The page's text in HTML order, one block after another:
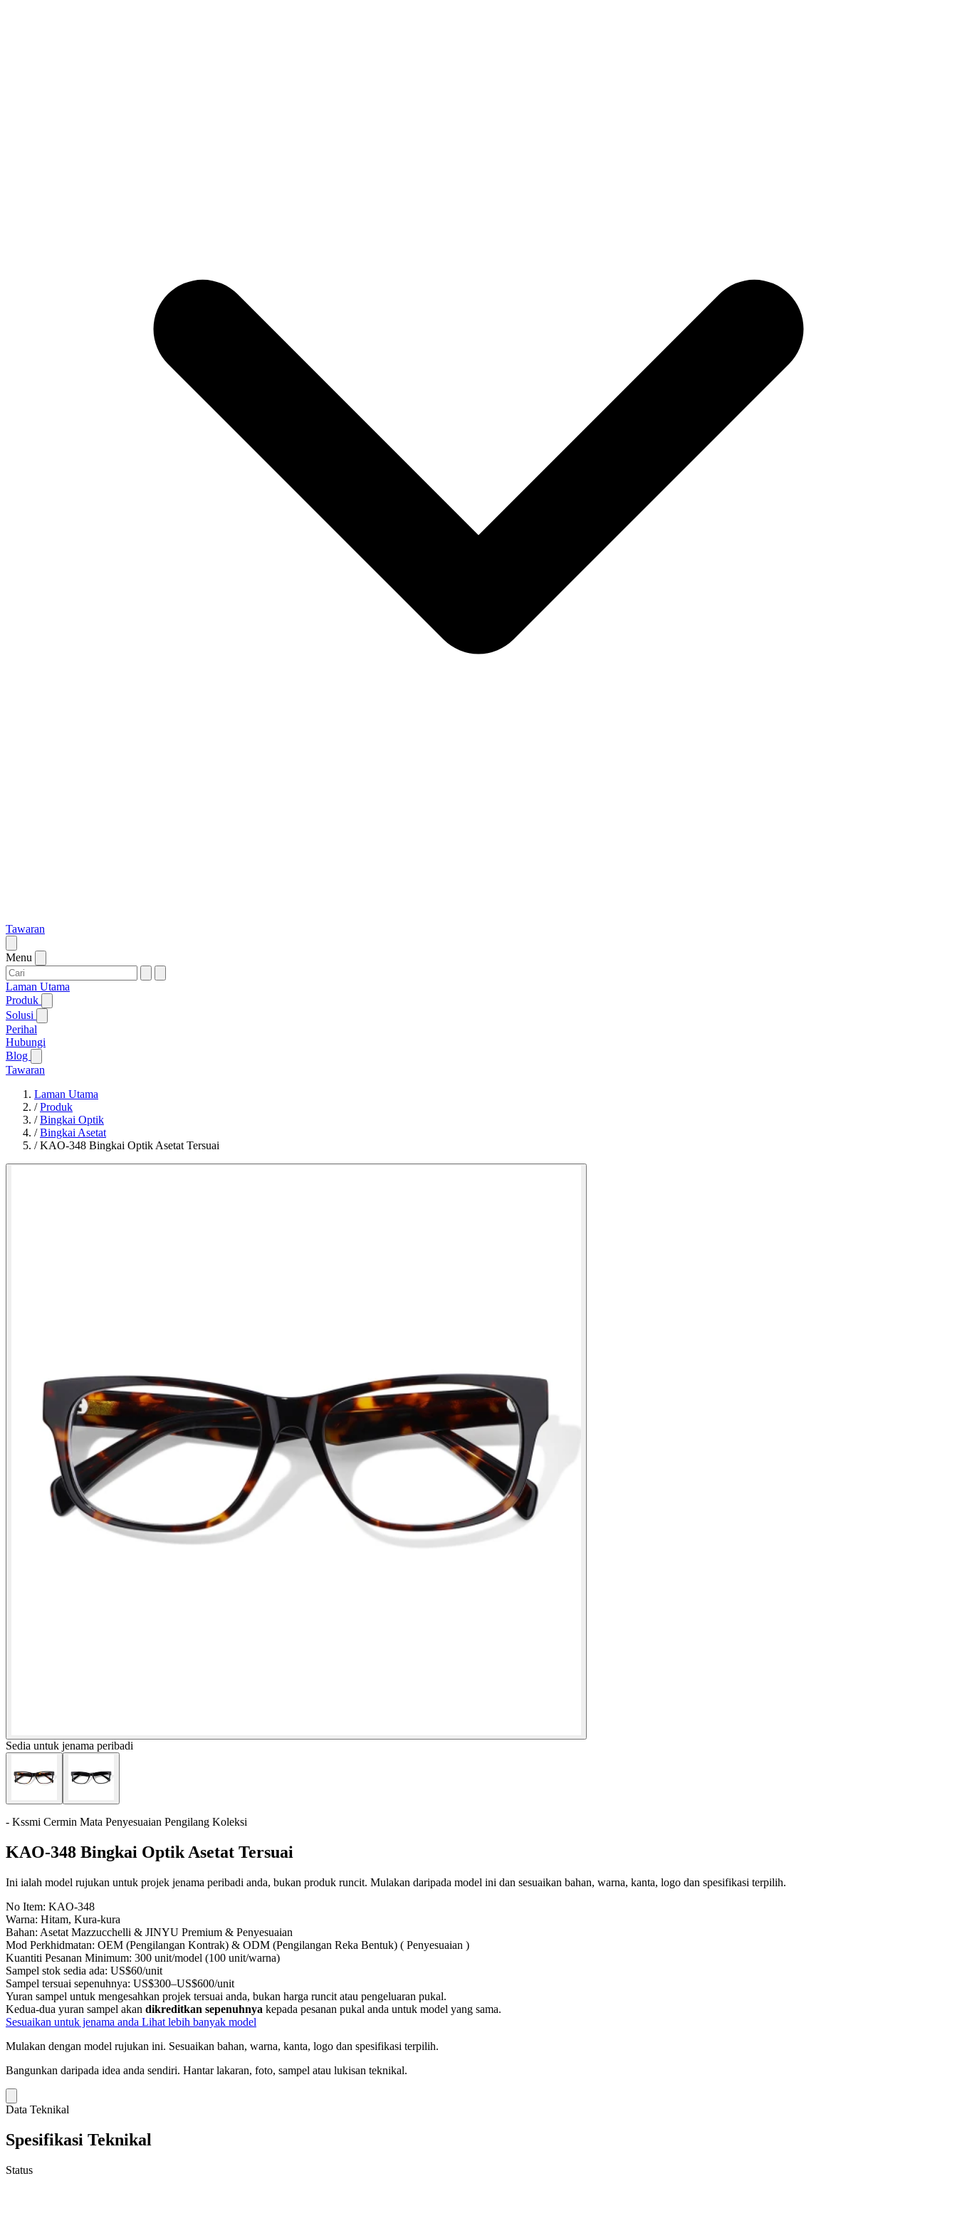
Tawaran
Menu
Laman Utama
Produk
Solusi
Perihal
Hubungi
Blog
Tawaran
Laman Utama
/Produk
/Bingkai Optik
/Bingkai Asetat
/KAO-348 Bingkai Optik Asetat Tersuai
Sedia untuk jenama peribadi
- Kssmi Cermin Mata Penyesuaian Pengilang Koleksi
KAO-348 Bingkai Optik Asetat Tersuai
Ini ialah model rujukan untuk projek jenama peribadi anda, bukan produk runcit. Mulakan daripada model ini dan sesuaikan bahan, warna, kanta, logo dan spesifikasi terpilih.
No Item: KAO-348
Warna: Hitam, Kura-kura
Bahan: Asetat Mazzucchelli & JINYU Premium & Penyesuaian
Mod Perkhidmatan: OEM (Pengilangan Kontrak) & ODM (Pengilangan Reka Bentuk) ( Penyesuaian )
Kuantiti Pesanan Minimum: 300 unit/model (100 unit/warna)
Sampel stok sedia ada: US$60/unit
Sampel tersuai sepenuhnya: US$300–US$600/unit
Yuran sampel untuk mengesahkan projek tersuai anda, bukan harga runcit atau pengeluaran pukal.
Kedua-dua yuran sampel akan dikreditkan sepenuhnya kepada pesanan pukal anda untuk model yang sama.
Sesuaikan untuk jenama anda Lihat lebih banyak model
Mulakan dengan model rujukan ini. Sesuaikan bahan, warna, kanta, logo dan spesifikasi terpilih.
Bangunkan daripada idea anda sendiri. Hantar lakaran, foto, sampel atau lukisan teknikal.
Data Teknikal
Spesifikasi Teknikal
Status